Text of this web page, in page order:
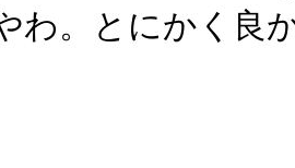
わ。とにかく良